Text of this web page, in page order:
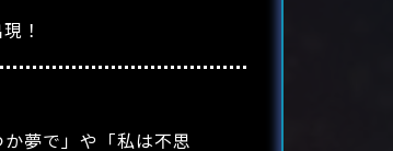
！
夢で」や「私は不思